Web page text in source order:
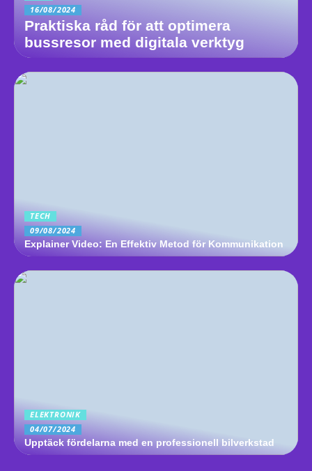
16/08/2024
Praktiska råd för att optimera
bussresor med digitala verktyg
TECH
09/08/2024
Explainer Video: En Effektiv Metod för Kommunikation
ELEKTRONIK
04/07/2024
Upptäck fördelarna med en professionell bilverkstad